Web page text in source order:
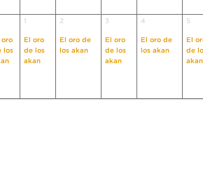
oro
los
El oro
de los
akan
2
El oro de
los akan
3
El oro
de los
akan
4
El oro de
los akan
5
El
de
akan